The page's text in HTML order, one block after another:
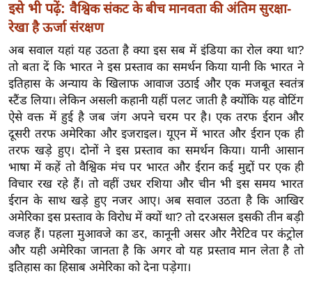
त
यं
ग
इं
डि
या
सा
हि
त्य
ज
ग
त
ऑ
टो
व
इसे भी पढ़ें: वैश्विक संकट के बीच मानवता की अंतिम सुरक्षा-
रेखा है ऊर्जा संरक्षण
अब सवाल यहां यह उठता है क्या इस सब में इंडिया का रोल क्या था?
तो बता दें कि भारत ने इस प्रस्ताव का समर्थन किया यानी कि भारत ने
इतिहास के अन्याय के खिलाफ आवाज उठाई और एक मजबूत स्वतंत्र
स्टैंड लिया। लेकिन असली कहानी यहीं पलट जाती है क्योंकि यह वोटिंग
ऐसे वक्त में हुई है जब जंग अपने चरम पर है। एक तरफ ईरान और
दूसरी तरफ अमेरिका और इजराइल। यूएन में भारत और ईरान एक ही
तरफ खड़े हुए। दोनों ने इस प्रस्ताव का समर्थन किया। यानी आसान
भाषा में कहें तो वैश्विक मंच पर भारत और ईरान कई मुद्दों पर एक ही
विचार रख रहे हैं। तो वहीं उधर रशिया और चीन भी इस समय भारत
ईरान के साथ खड़े हुए नजर आए। अब सवाल उठता है कि आखिर
अमेरिका इस प्रस्ताव के विरोध में क्यों था? तो दरअसल इसकी तीन बड़ी
वजह हैं। पहला मुआवजे का डर, कानूनी असर और नैरेटिव पर कंट्रोल
और यही अमेरिका जानता है कि अगर वो यह प्रस्ताव मान लेता है तो
इतिहास का हिसाब अमेरिका को देना पड़ेगा।